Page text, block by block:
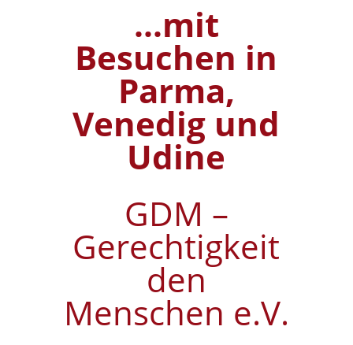
...mit
Besuchen in
Parma,
Venedig und
Udine
GDM –
Gerechtigkeit
den
Menschen e.V.